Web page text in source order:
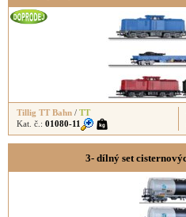
Tillig TT Bahn / TT
Kat. č.: 01080-11
3- dílný set